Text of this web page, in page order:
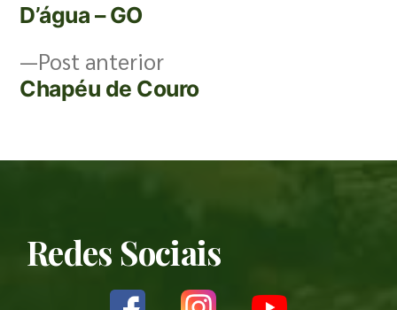
Post anterior
Chapéu de Couro
D’água – GO
Redes Sociais